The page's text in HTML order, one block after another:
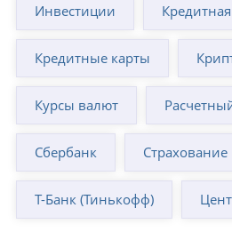
Инвестиции
Кредитные карты
Курсы валют
Сбербанк Страхование
Т-Банк (Тинькофф)